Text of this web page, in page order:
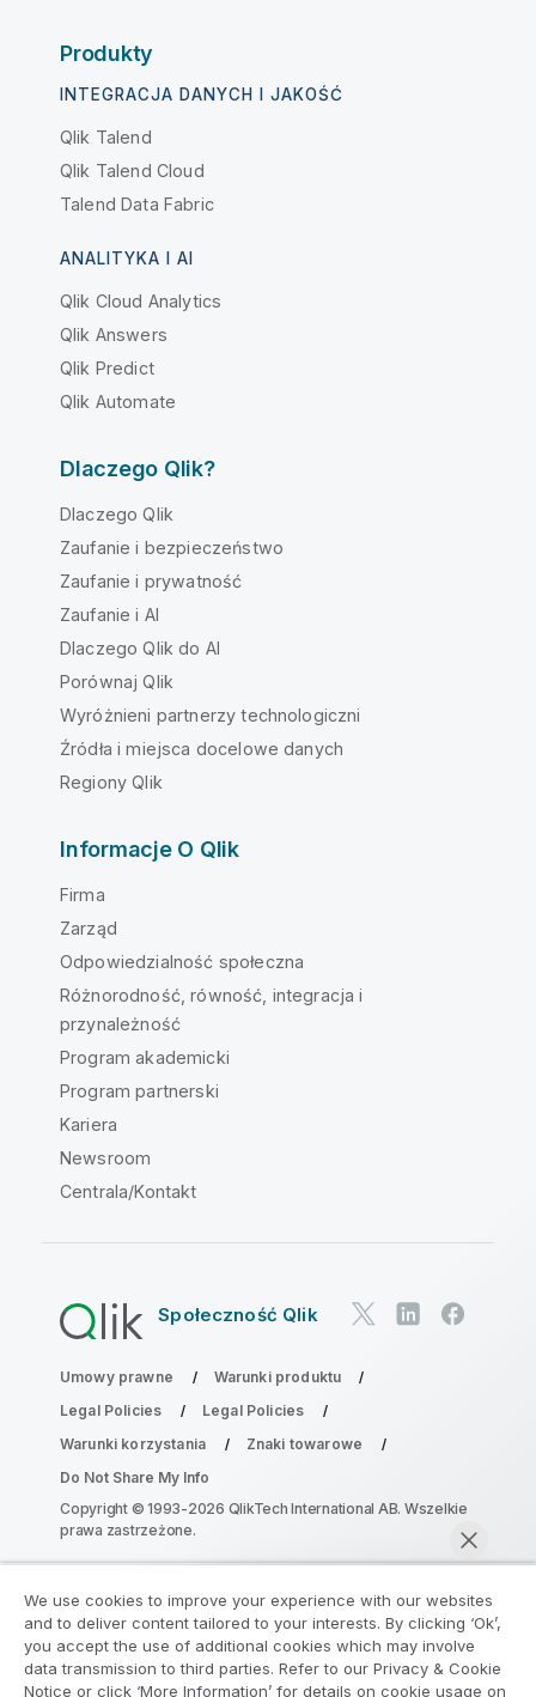
Produkty
INTEGRACJA DANYCH I JAKOŚĆ
Qlik Talend
Qlik Talend Cloud
Talend Data Fabric
ANALITYKA I AI
Qlik Cloud Analytics
Qlik Answers
Qlik Predict
Qlik Automate
Dlaczego Qlik?
Dlaczego Qlik
Zaufanie i bezpieczeństwo
Zaufanie i prywatność
Zaufanie i AI
Dlaczego Qlik do AI
Porównaj Qlik
Wyróżnieni partnerzy technologiczni
Źródła i miejsca docelowe danych
Regiony Qlik
Informacje O Qlik
Firma
Zarząd
Odpowiedzialność społeczna
Różnorodność, równość, integracja i
przynależność
Program akademicki
Program partnerski
Kariera
Newsroom
Centrala/Kontakt
Społeczność Qlik
Umowy prawne
Warunki produktu
Legal Policies
Legal Policies
Warunki korzystania
Znaki towarowe
Do Not Share My Info
Copyright © 1993-2026 QlikTech International AB. Wszelkie
prawa zastrzeżone.
Dołącz do Programu Modernizacji
Analityki
We use cookies to improve your experience with our websites
and to deliver content tailored to your interests. By clicking ‘Ok’,
you accept the use of additional cookies which may involve
data transmission to third parties. Refer to our Privacy & Cookie
Notice or click ‘More Information’ for details on cookie usage on